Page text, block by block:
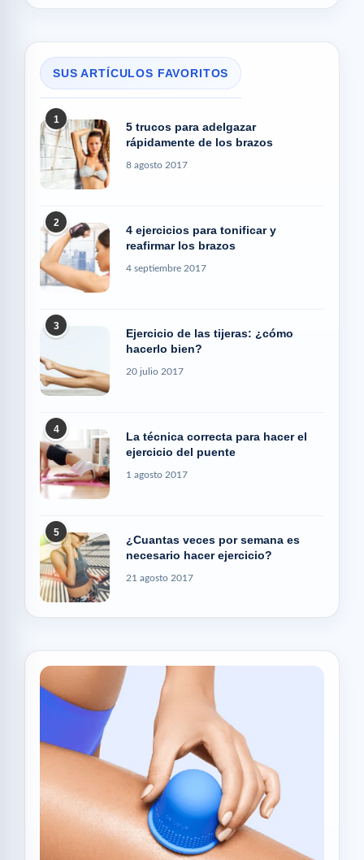
SUS ARTÍCULOS FAVORITOS
1
5 trucos para adelgazar
rápidamente de los brazos
8 agosto 2017
2
4 ejercicios para tonificar y
reafirmar los brazos
4 septiembre 2017
3
Ejercicio de las tijeras: ¿cómo
hacerlo bien?
20 julio 2017
4
La técnica correcta para hacer el
ejercicio del puente
1 agosto 2017
5
¿Cuantas veces por semana es
necesario hacer ejercicio?
21 agosto 2017